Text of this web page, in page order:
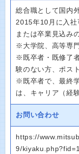
総合職として国内
2015年10月に入
または卒業見込み
※大学院、高等専
※既卒者・既修了
験のない方、ポス
※既卒者で、最終
は、キャリア（経
お問い合わせ
https://
9/